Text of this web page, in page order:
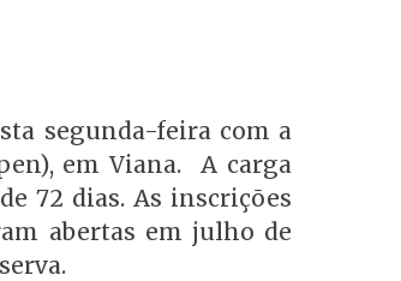
segunda-feira com a
em Viana. A carga
72 dias. As inscrições
abertas em julho de